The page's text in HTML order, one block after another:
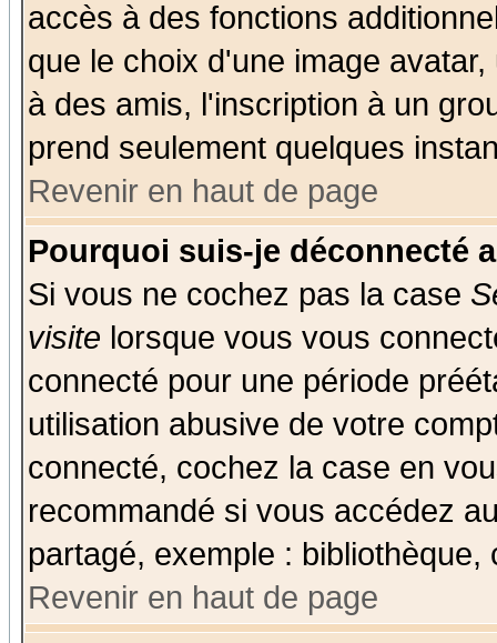
accès à des fonctions
que le choix d'une image
à des amis, l'inscription à un
prend seulement quelques
Revenir en haut de page
Pourquoi suis-je déconnecté
Si vous ne cochez pas la case
visite lorsque vous vous
connecté pour une période
utilisation abusive de votre
connecté, cochez la case en
recommandé si vous accédez
partagé, exemple :
Revenir en haut de page